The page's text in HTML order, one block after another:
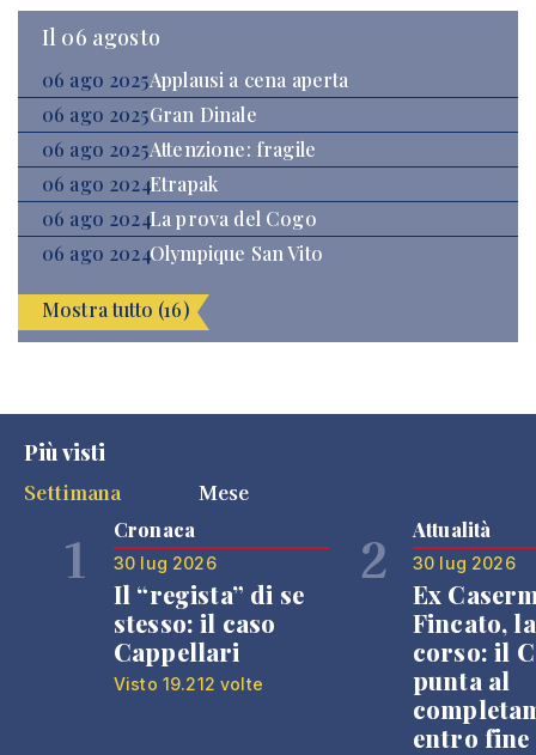
Il 06 agosto
06 ago 2025Applausi a cena aperta
06 ago 2025Gran Dinale
06 ago 2025Attenzione: fragile
06 ago 2024Etrapak
06 ago 2024La prova del Cogo
06 ago 2024Olympique San Vito
Mostra tutto (16)
Più visti
Settimana
Mese
1 Cronaca
30 lug 2026
Il “regista” di se
stesso: il caso
Cappellari
Visto 19.212 volte
2 Attualità
30 lug 2026
Ex
Fincato,
corso: il
punta al
entro fine